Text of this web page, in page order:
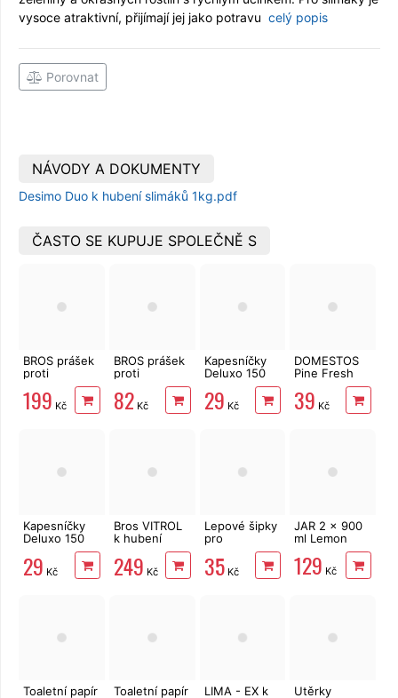
vysoce atraktivní, přijímají jej jako potravu celý popis
Porovnat
NÁVODY A DOKUMENTY
Desimo Duo k hubení slimáků 1kg.pdf
ČASTO SE KUPUJE SPOLEČNĚ S
BROS prášek
proti
mravencům
1kg
199 Kč
BROS prášek
proti
mravencům
250g
82 Kč
Kapesníčky
Deluxo 150
ks 3vrstvé v
krabičce,
zvířátka
29 Kč
DOMESTOS
Pine Fresh
39 Kč
Kapesníčky
Deluxo 150
ks 3vrstvé v
krabičce,
šedé květy
29 Kč
Bros VITROL
k hubení
slimáků 1kg
249 Kč
Lepové šipky
pro
zapíchnutí do
substrátu 5ks
35Kč
JAR 2 x 900
ml Lemon
129 Kč
Toaletní papír
Toaletní papír
LIMA - EX k
Utěrky